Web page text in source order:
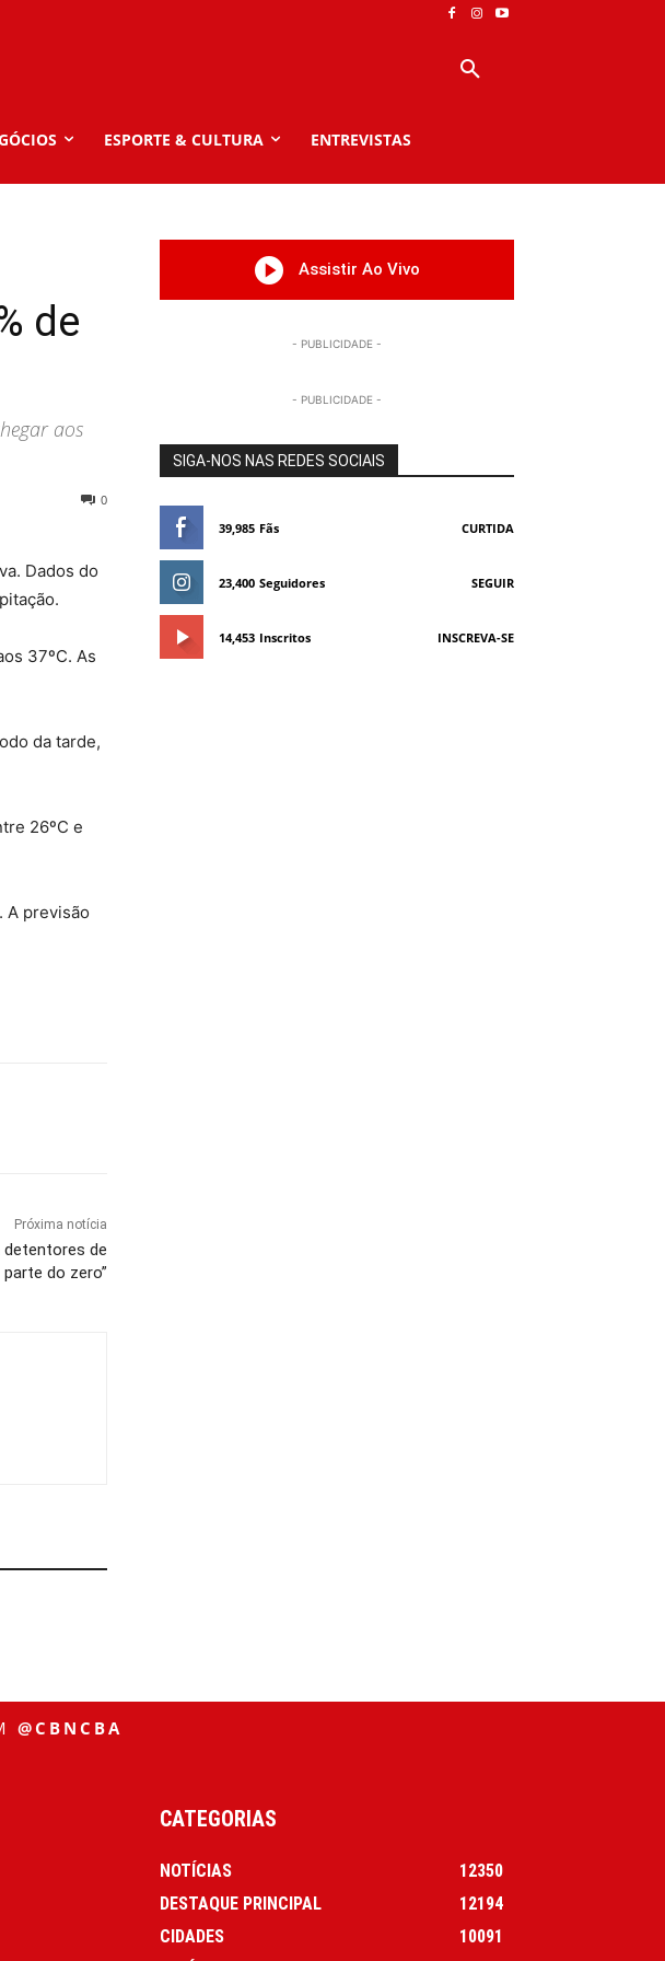
ESPORTE & CULTURA ENTREVISTAS
de
aos
0
Dados do
37ºC. As
da tarde,
26ºC e
A previsão
Próxima notícia
detentores de
do zero”
Assistir Ao Vivo
- PUBLICIDADE -
- PUBLICIDADE -
SIGA-NOS NAS REDES SOCIAIS
39,985 Fãs CURTIDA
23,400 Seguidores SEGUIR
14,453 Inscritos INSCREVA-SE
@CBNCBA
CATEGORIAS
NOTÍCIAS
12350
DESTAQUE PRINCIPAL
12194
CIDADES
10091